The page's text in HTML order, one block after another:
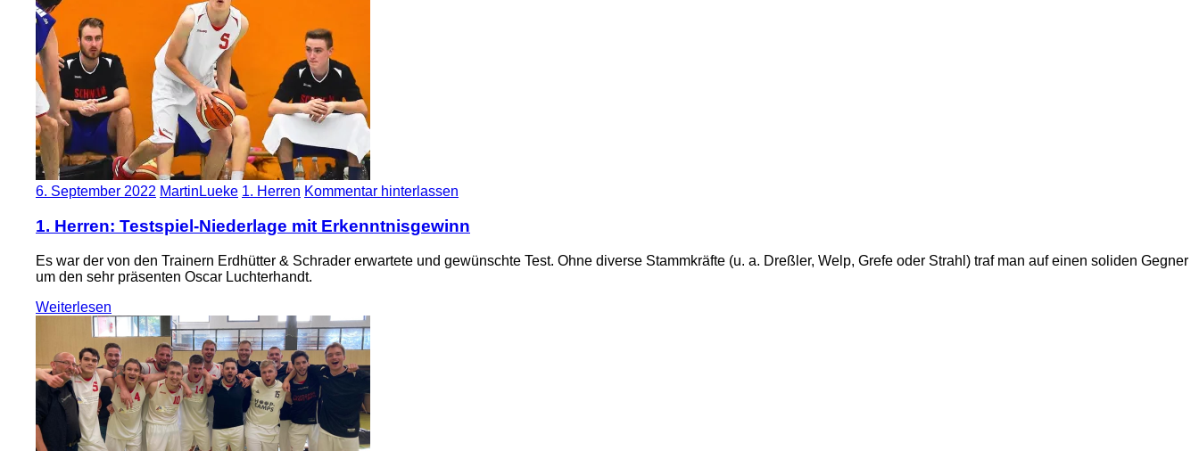
6. September 2022 MartinLueke 1. Herren Kommentar hinterlassen
1. Herren: Testspiel-Niederlage mit Erkenntnisgewinn
Es war der von den Trainern Erdhütter & Schrader erwartete und gewünschte Test. Ohne diverse Stammkräfte (u. a. Dreßler, Welp, Grefe oder Strahl) traf man auf einen soliden Gegner
um den sehr präsenten Oscar Luchterhandt.
Weiterlesen